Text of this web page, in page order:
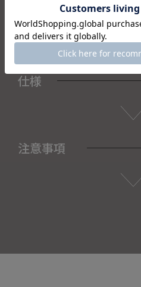
予めご了承くださいませ。
仕様
注意事項